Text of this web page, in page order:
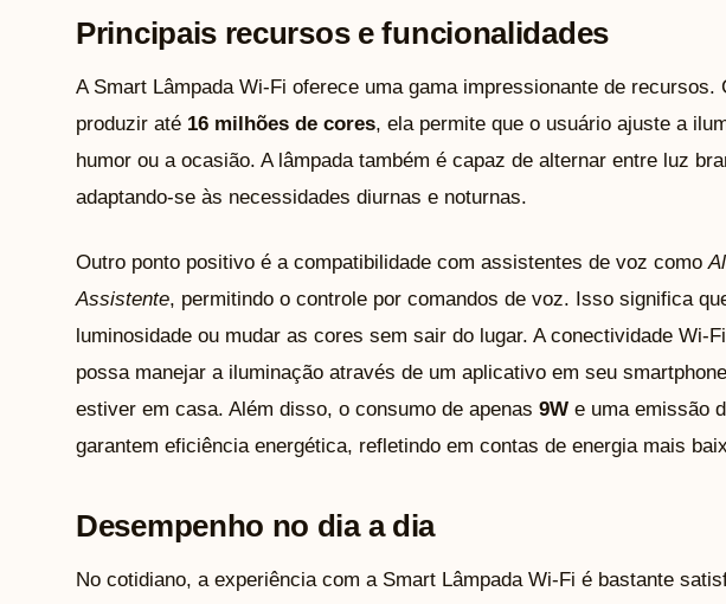
Principais recursos e funcionalidades
A Smart Lâmpada Wi-Fi oferece uma gama impressionante de recursos.
produzir até 16 milhões de cores, ela permite que o usuário ajuste a
humor ou a ocasião. A lâmpada também é capaz de alternar entre luz
adaptando-se às necessidades diurnas e noturnas.
Outro ponto positivo é a compatibilidade com assistentes de voz como
Assistente, permitindo o controle por comandos de voz. Isso significa
luminosidade ou mudar as cores sem sair do lugar. A conectividade Wi-
possa manejar a iluminação através de um aplicativo em seu
estiver em casa. Além disso, o consumo de apenas 9W e uma emissão
garantem eficiência energética, refletindo em contas de energia mais
Desempenho no dia a dia
No cotidiano, a experiência com a Smart Lâmpada Wi-Fi é bastante